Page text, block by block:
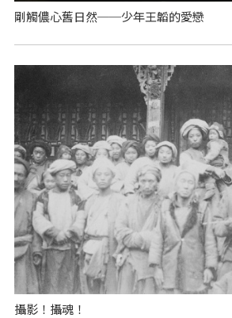
剛觸儂心舊日然──少年王韜的愛戀
攝影！攝魂！